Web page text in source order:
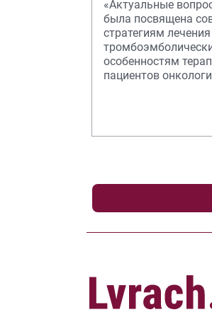
«Актуальные
была посвящена
стратегиям
особенностям
пациентов